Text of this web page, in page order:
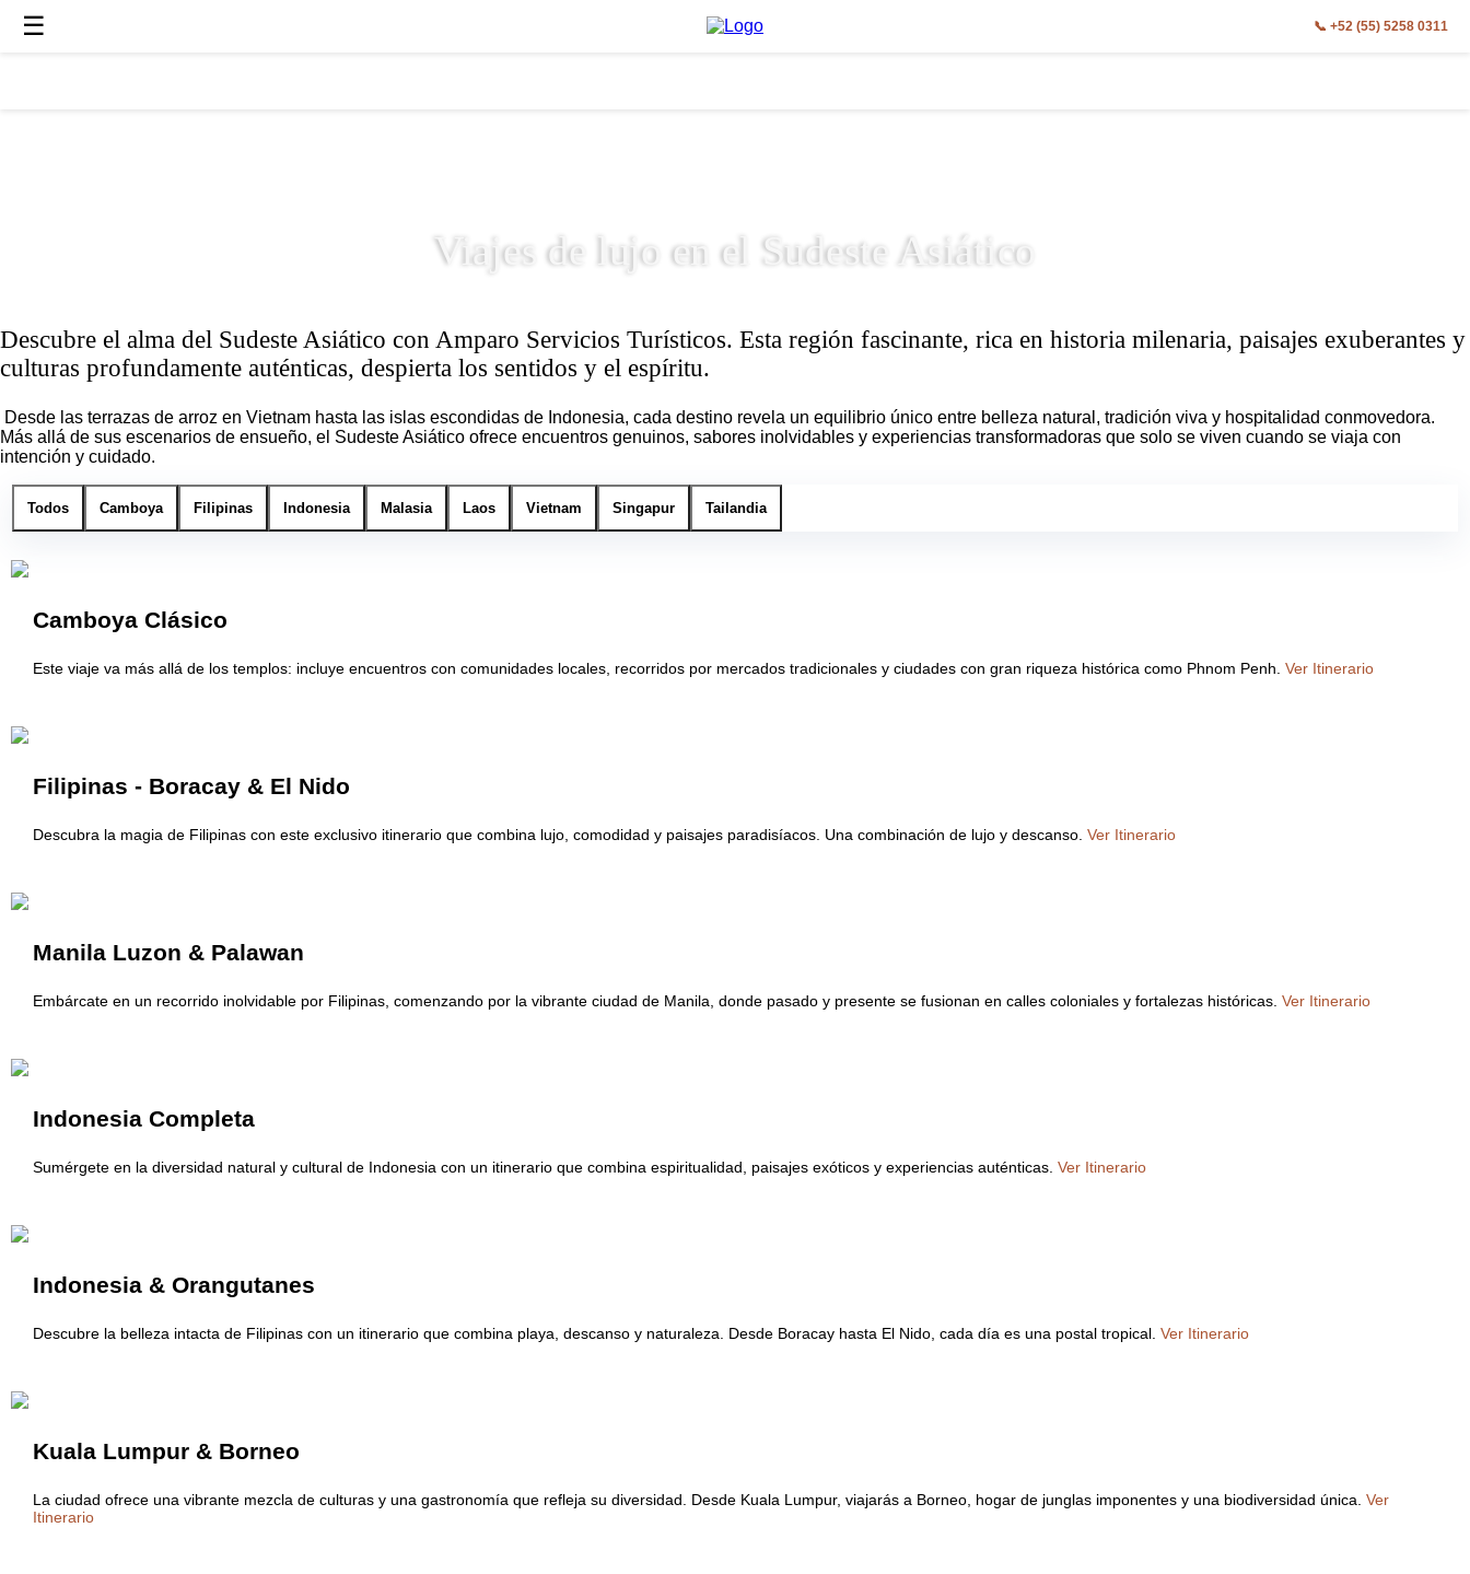
☰ 📞 +52 (55) 5258 0311
Descubre a qué lugares podemos llevarte
Viajes de lujo en el Sudeste Asiático
Descubre el alma del Sudeste Asiático con Amparo Servicios Turísticos. Esta región fascinante, rica en historia milenaria, paisajes exuberantes y
culturas profundamente auténticas, despierta los sentidos y el espíritu.
Desde las terrazas de arroz en Vietnam hasta las islas escondidas de Indonesia, cada destino revela un equilibrio único entre belleza natural, tradición viva y hospitalidad conmovedora.
Más allá de sus escenarios de ensueño, el Sudeste Asiático ofrece encuentros genuinos, sabores inolvidables y experiencias transformadoras que solo se viven cuando se viaja con
intención y cuidado.
Todos Camboya Filipinas Indonesia Malasia Laos Vietnam Singapur Tailandia
Camboya Clásico
Este viaje va más allá de los templos: incluye encuentros con comunidades locales, recorridos por mercados tradicionales y ciudades con gran riqueza histórica como Phnom Penh. Ver Itinerario
Filipinas - Boracay & El Nido
Descubra la magia de Filipinas con este exclusivo itinerario que combina lujo, comodidad y paisajes paradisíacos. Una combinación de lujo y descanso. Ver Itinerario
Manila Luzon & Palawan
Embárcate en un recorrido inolvidable por Filipinas, comenzando por la vibrante ciudad de Manila, donde pasado y presente se fusionan en calles coloniales y fortalezas históricas. Ver Itinerario
Indonesia Completa
Sumérgete en la diversidad natural y cultural de Indonesia con un itinerario que combina espiritualidad, paisajes exóticos y experiencias auténticas. Ver Itinerario
Indonesia & Orangutanes
Descubre la belleza intacta de Filipinas con un itinerario que combina playa, descanso y naturaleza. Desde Boracay hasta El Nido, cada día es una postal tropical. Ver Itinerario
Kuala Lumpur & Borneo
La ciudad ofrece una vibrante mezcla de culturas y una gastronomía que refleja su diversidad. Desde Kuala Lumpur, viajarás a Borneo, hogar de junglas imponentes y una biodiversidad única. Ver
Itinerario